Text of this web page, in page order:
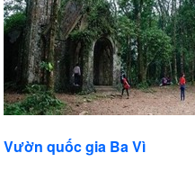
Vườn quốc gia Ba Vì